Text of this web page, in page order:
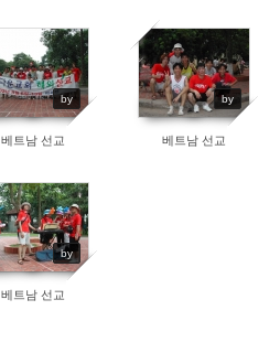
by
베트남 선교
by
베트남 선교
by
베트남 선교